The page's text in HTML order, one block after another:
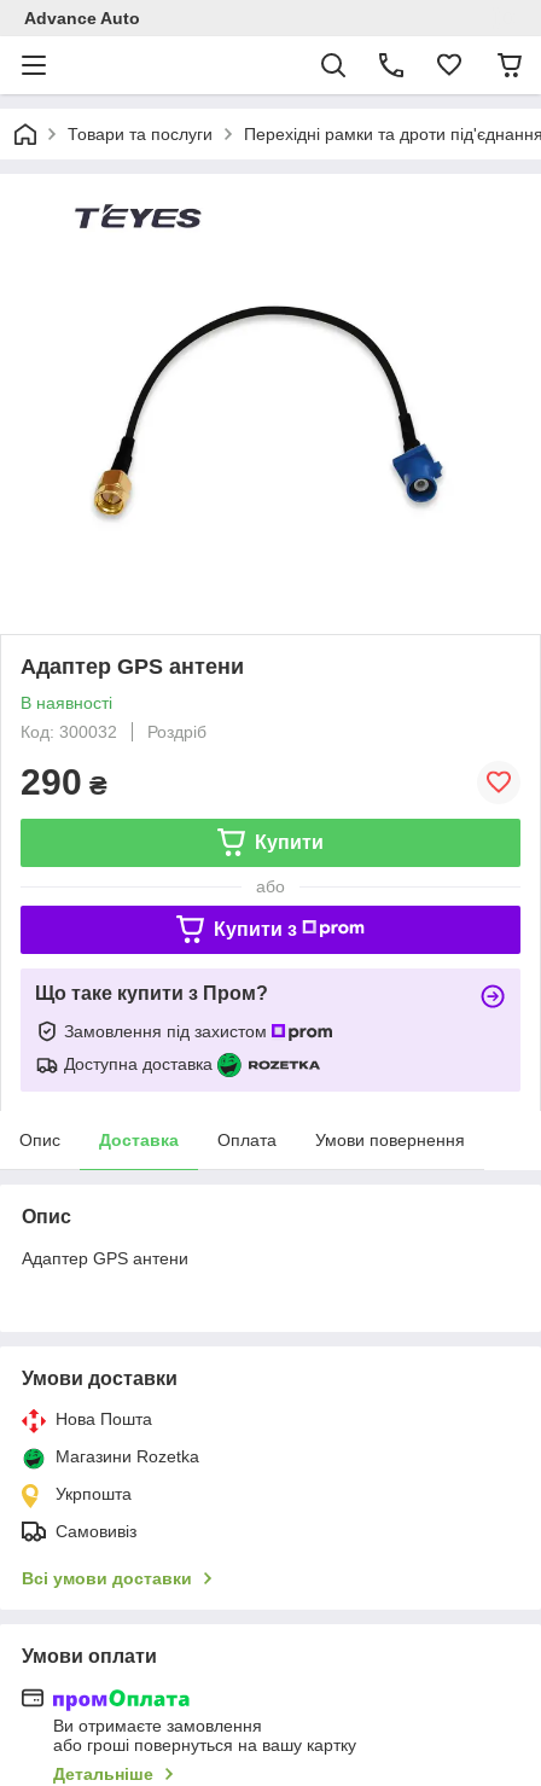
Advance Auto
Товари та послуги Перехідні рамки та дроти
Адаптер GPS антени
В наявності
Код: 300032
Роздріб
290 ₴
Купити
або
Купити з
Що таке купити з Пром?
Замовлення під захистом
Доступна доставка
Опис Доставка Оплата Умови повернення
Опис
Адаптер GPS антени
Умови доставки
Нова Пошта
Магазини Rozetka
Укрпошта
Самовивіз
Всі умови доставки
Умови оплати
Ви отримаєте замовлення
або гроші повернуться на вашу картку
Детальніше